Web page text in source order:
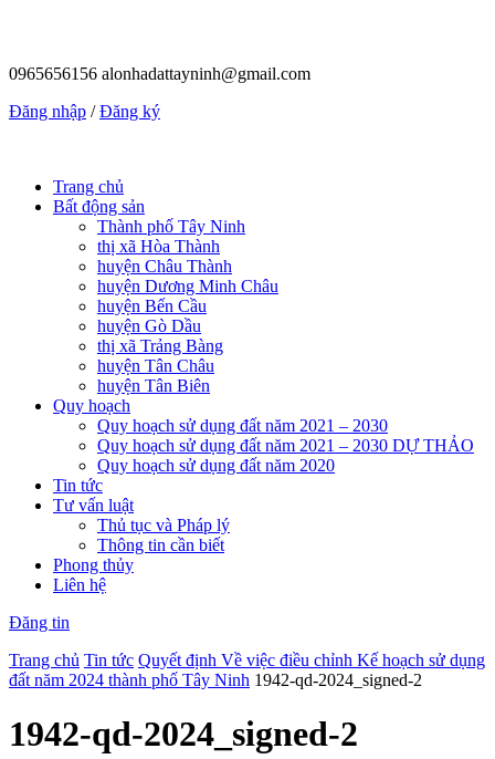
0965656156 alonhadattayninh@gmail.com
Đăng nhập /Đăng ký
Trang chủ
Bất động sản
Thành phố Tây Ninh
thị xã Hòa Thành
huyện Châu Thành
huyện Dương Minh Châu
huyện Bến Cầu
huyện Gò Dầu
thị xã Trảng Bàng
huyện Tân Châu
huyện Tân Biên
Quy hoạch
Quy hoạch sử dụng đất năm 2021 – 2030
Quy hoạch sử dụng đất năm 2021 – 2030 DỰ THẢO
Quy hoạch sử dụng đất năm 2020
Tin tức
Tư vấn luật
Thủ tục và Pháp lý
Thông tin cần biết
Phong thủy
Liên hệ
Đăng tin
Trang chủ Tin tức Quyết định Về việc điều chỉnh Kế hoạch sử dụng
đất năm 2024 thành phố Tây Ninh 1942-qd-2024_signed-2
1942-qd-2024_signed-2